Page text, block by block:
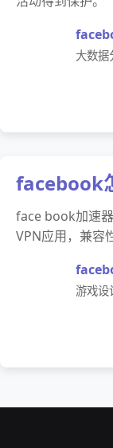
大数据
facebook
face book加速
VPN应用，兼容
游戏设